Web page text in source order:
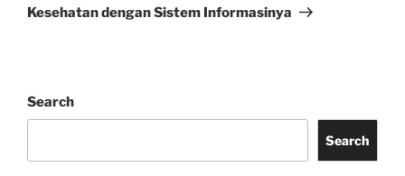
Kesehatan dengan Sistem Informasinya
Search
Search